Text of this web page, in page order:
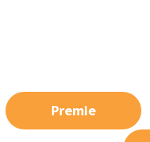
Premie